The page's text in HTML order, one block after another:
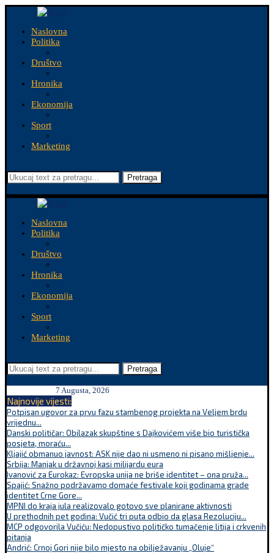
Naslovna
Politika
Društvo
Hronika
Ekonomija
Sport
Marketing
Pretraga
Naslovna
Politika
Društvo
Hronika
Ekonomija
Sport
Marketing
Pretraga
7 Augusta, 2026
Najnovije vijesti:
Potpisan ugovor za prvu fazu stambenog projekta na Veljem brdu
vrijednu...
Danski političar: Obilazak skupštine s Dajkovićem više bio turistička
posjeta, moraću...
Kljajić obmanuo javnost: ASK nije dao ni usmeno ni pisano mišljenje...
Srbija: Manjak u državnoj kasi milijardu eura
Ivanović za Eurokaz: Evropska unija ne briše identitet – ona pruža...
Spajić: Snažno podržavamo domaće festivale koji godinama grade
identitet Crne Gore...
MPNI do kraja jula realizovalo gotovo sve planirane aktivnosti
U prethodnih pet godina: Vučić tri puta odbio da glasa Rezoluciju...
MCP odgovorila Vučiću: Nedopustivo političko tumačenje litija i crkvenih
pitanja
Andrić: Crnoj Gori nije bilo mjesto na obilježavanju „Oluje“